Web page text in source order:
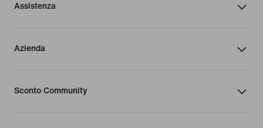
Assistenza
Azienda
Sconto Community